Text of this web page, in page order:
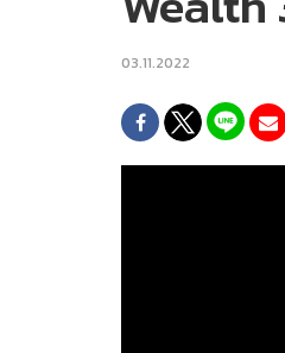
03.11.2022